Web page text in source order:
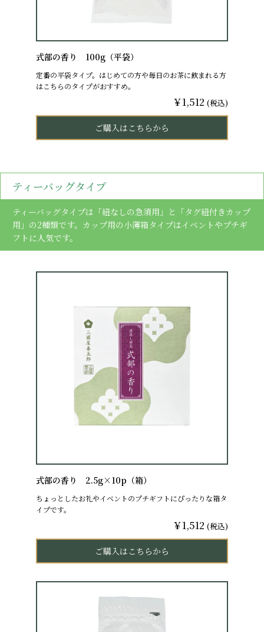
式部の香り 100g（平袋）
定番の平袋タイプ。はじめての方や毎日のお茶に飲まれる方
はこちらのタイプがおすすめ。
￥1,512 (税込)
ご購入はこちらから
ティーバッグタイプ
ティーバッグタイプは「紐なしの急須用」と「タグ紐付きカップ
用」の2種類です。カップ用の小薄箱タイプはイベントやプチギ
フトに人気です。
式部の香り 2.5g×10p（箱）
ちょっとしたお礼やイベントのプチギフトにぴったりな箱タ
イプです。
￥1,512 (税込)
ご購入はこちらから